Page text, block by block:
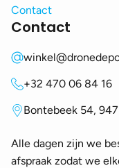
Contact
Contact
+32 470 06 84 16
Bontebeek 54,
Alle dagen zijn we
afspraak zodat we